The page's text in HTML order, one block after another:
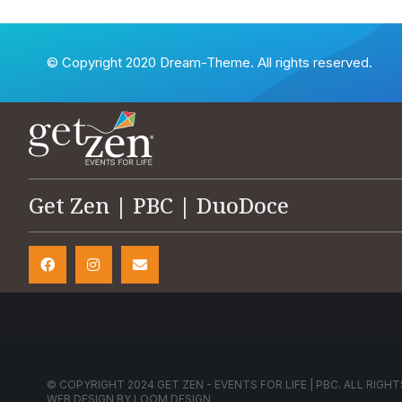
© Copyright 2020 Dream-Theme. All rights reserved.
Get Zen | PBC | DuoDoce
© COPYRIGHT 2024 GET ZEN - EVENTS FOR LIFE | PBC. ALL
WEB DESIGN BY LOOM DESIGN